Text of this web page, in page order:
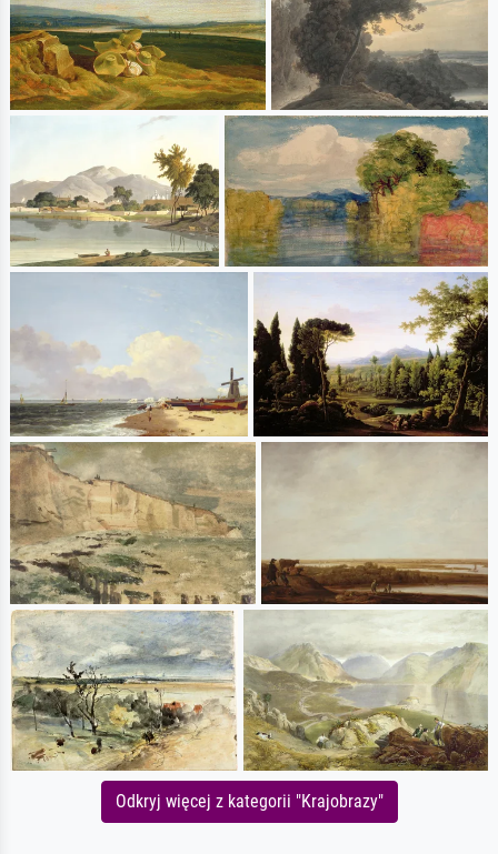
Odkryj więcej z kategorii "Krajobrazy"